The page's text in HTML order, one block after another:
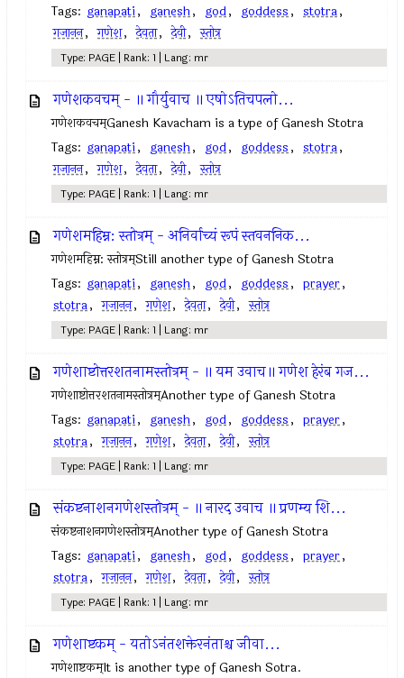
Tags: ganapati, ganesh, god, goddess, stotra,
गजानन, गणेश, देवता, देवी, स्तोत्र
Type: PAGE | Rank: 1 | Lang: mr
गणेशकवचम् - ॥ गौर्युवाच ॥ एषोऽतिचपलो...
गणेशकवचम्Ganesh Kavacham is a type of Ganesh Stotra
Tags: ganapati, ganesh, god, goddess, stotra,
गजानन, गणेश, देवता, देवी, स्तोत्र
Type: PAGE | Rank: 1 | Lang: mr
गणेशमहिम्न: स्तोत्रम् - अनिर्वाच्यं रूपं स्तवननिक...
गणेशमहिम्न: स्तोत्रम्Still another type of Ganesh Stotra
Tags: ganapati, ganesh, god, goddess, prayer,
stotra, गजानन, गणेश, देवता, देवी, स्तोत्र
Type: PAGE | Rank: 1 | Lang: mr
गणेशाष्टोत्तरशतनामस्तोत्रम् - ॥ यम उवाच॥ गणेश हेरंब गज...
गणेशाष्टोत्तरशतनामस्तोत्रम्Another type of Ganesh Stotra
Tags: ganapati, ganesh, god, goddess, prayer,
stotra, गजानन, गणेश, देवता, देवी, स्तोत्र
Type: PAGE | Rank: 1 | Lang: mr
संकष्टनाशनगणेशस्तोत्रम् - ॥ नारद उवाच ॥ प्रणम्य शि...
संकष्टनाशनगणेशस्तोत्रम्Another type of Ganesh Stotra
Tags: ganapati, ganesh, god, goddess, prayer,
stotra, गजानन, गणेश, देवता, देवी, स्तोत्र
Type: PAGE | Rank: 1 | Lang: mr
गणेशाष्टकम् - यतोऽनंतशक्तेरनंताश्च जीवा...
गणेशाष्टकम्It is another type of Ganesh Sotra.